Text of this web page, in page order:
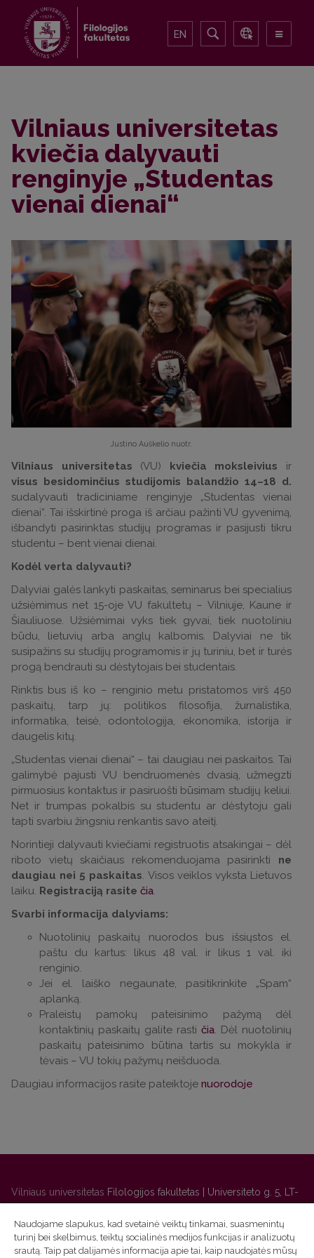
EN
Vilniaus universitetas
kviečia dalyvauti
renginyje „Studentas
vienai dienai“
Justino Auškelio nuotr.
Vilniaus universitetas (VU) kviečia moksleivius ir
visus besidominčius studijomis balandžio 14–18 d.
sudalyvauti tradiciniame renginyje „Studentas vienai
dienai“. Tai išskirtinė proga iš arčiau pažinti VU gyvenimą,
išbandyti pasirinktas studijų programas ir pasijusti tikru
studentu – bent vienai dienai.
Kodėl verta dalyvauti?
Dalyviai galės lankyti paskaitas, seminarus bei specialius
užsiėmimus net 15-oje VU fakultetų – Vilniuje, Kaune ir
Šiauliuose. Užsiėmimai vyks tiek gyvai, tiek nuotoliniu
būdu, lietuvių arba anglų kalbomis. Dalyviai ne tik
susipažins su studijų programomis ir jų turiniu, bet ir turės
progą bendrauti su dėstytojais bei studentais.
Rinktis bus iš ko – renginio metu pristatomos virš 450
paskaitų, tarp jų: politikos filosofija, žurnalistika,
informatika, teisė, odontologija, ekonomika, istorija ir
daugelis kitų.
„Studentas vienai dienai“ – tai daugiau nei paskaitos. Tai
galimybė pajusti VU bendruomenės dvasią, užmegzti
pirmuosius kontaktus ir pasiruošti būsimam studijų keliui.
Net ir trumpas pokalbis su studentu ar dėstytoju gali
tapti svarbiu žingsniu renkantis savo ateitį.
Norintieji dalyvauti kviečiami registruotis atsakingai – dėl
riboto vietų skaičiaus rekomenduojama pasirinkti ne
daugiau nei 5 paskaitas . Visos veiklos vyksta Lietuvos
laiku. Registraciją rasite čia
Svarbi informacija dalyviams:
Nuotolinių paskaitų nuorodos bus išsiųstos el.
paštu du kartus: likus 48 val. ir likus 1 val. iki
renginio.
Jei el. laiško negaunate, pasitikrinkite „Spam“
aplanką.
Praleistų pamokų pateisinimo pažymą dėl
kontaktinių paskaitų galite rasti čia . Dėl nuotolinių
paskaitų pateisinimo būtina tartis su mokykla ir
tėvais – VU tokių pažymų neišduoda.
Daugiau informacijos rasite pateiktoje nuorodoje
Vilniaus universitetas Filologijos fakultetas | Universiteto g. 5, LT-
01131 Vilnius
Studijų skyriaus(studijų ir tvarkaraščio klausimai) tel. (0 5) 268
7208 | El. paštasstudijos@flf.vu.lt
Naudojame slapukus, kad svetainė veiktų tinkamai, suasmenintų
turinį bei skelbimus, teiktų socialinės medijos funkcijas ir analizuotų
srautą. Taip pat dalijamės informacija apie tai, kaip naudojatės mūsų